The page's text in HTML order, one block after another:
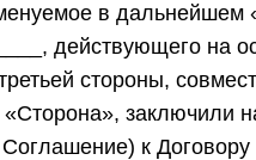
в дальнейшем
действующего на
стороны,
«Сторона», заключили
к